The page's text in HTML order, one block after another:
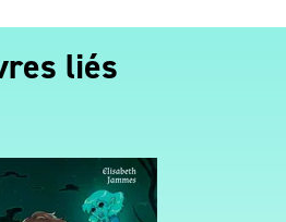
liés